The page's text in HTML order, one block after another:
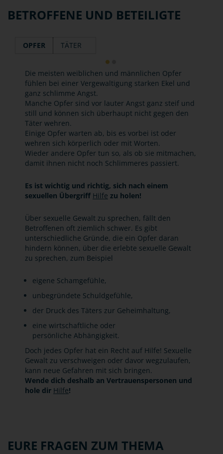
BETROFFENE UND BETEILIGTE
OPFER TÄTER
Die meisten weiblichen und männlichen Opfer
fühlen bei einer Vergewaltigung starken Ekel und
ganz schlimme Angst.
Manche Opfer sind vor lauter Angst ganz steif und
still und können sich überhaupt nicht gegen den
Täter wehren.
Einige Opfer warten ab, bis es vorbei ist oder
wehren sich körperlich oder mit Worten.
Wieder andere Opfer tun so, als ob sie mitmachen,
damit ihnen nicht noch Schlimmeres passiert.
Es ist wichtig und richtig, sich nach einem
sexuellen Übergriff Hilfe zu holen!
Über sexuelle Gewalt zu sprechen, fällt den
Betroffenen oft ziemlich schwer. Es gibt
unterschiedliche Gründe, die ein Opfer daran
hindern können, über die erlebte sexuelle Gewalt
zu sprechen, zum Beispiel
eigene Schamgefühle,
unbegründete Schuldgefühle,
der Druck des Täters zur Geheimhaltung,
eine wirtschaftliche oder
persönliche Abhängigkeit.
Doch jedes Opfer hat ein Recht auf Hilfe! Sexuelle
Gewalt zu verschweigen oder davor wegzulaufen,
kann neue Gefahren mit sich bringen.
Wende dich deshalb an Vertrauenspersonen und
hole dir Hilfe!
EURE FRAGEN ZUM THEMA